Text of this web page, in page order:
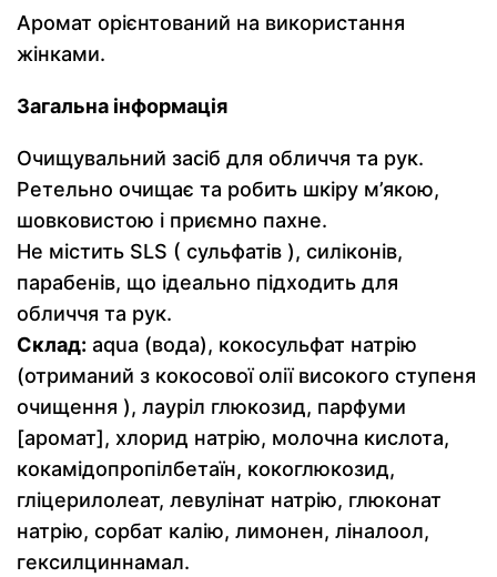
Аромат орієнтований на використання
жінками.
Загальна інформація
Очищувальний засіб для обличчя та рук.
Ретельно очищає та робить шкіру м’якою,
шовковистою і приємно пахне.
Не містить SLS ( сульфатів ), силіконів,
парабенів, що ідеально підходить для
обличчя та рук.
Склад: aqua (вода), кокосульфат натрію
(отриманий з кокосової олії високого ступеня
очищення ), лауріл глюкозид, парфуми
[аромат], хлорид натрію, молочна кислота,
кокамідопропілбетаїн, кокоглюкозид,
гліцерилолеат, левулінат натрію, глюконат
натрію, сорбат калію, лимонен, ліналоол,
гексилциннамал.